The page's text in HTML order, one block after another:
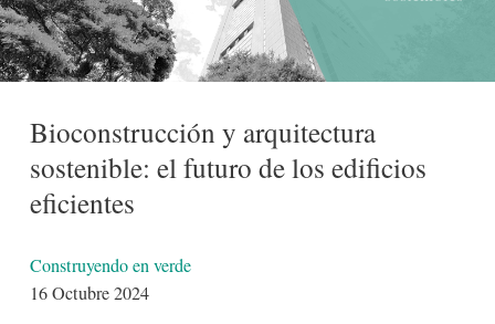
Bioconstrucción y arquitectura
sostenible: el futuro de los edificios
eficientes
DetallesConstruyendo en verde
16 Octubre 2024
-lógico